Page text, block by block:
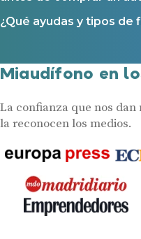
¿Qué ayudas y tipos de
Miaudífono en
La confianza que nos
la reconocen los medios.